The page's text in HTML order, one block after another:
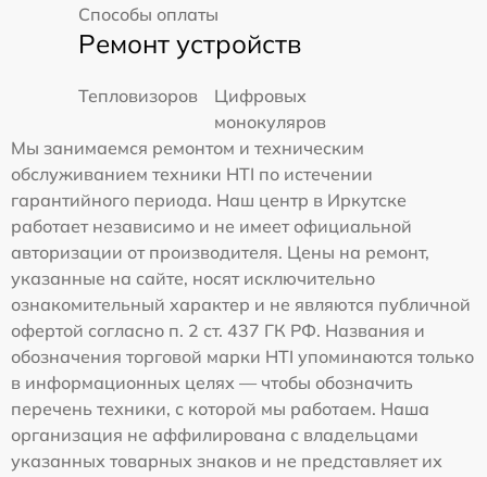
Способы оплаты
Ремонт устройств
Тепловизоров
Цифровых
монокуляров
Мы занимаемся ремонтом и техническим
обслуживанием техники HTI по истечении
гарантийного периода. Наш центр в Иркутске
работает независимо и не имеет официальной
авторизации от производителя. Цены на ремонт,
указанные на сайте, носят исключительно
ознакомительный характер и не являются публичной
офертой согласно п. 2 ст. 437 ГК РФ. Названия и
обозначения торговой марки HTI упоминаются только
в информационных целях — чтобы обозначить
перечень техники, с которой мы работаем. Наша
организация не аффилирована с владельцами
указанных товарных знаков и не представляет их